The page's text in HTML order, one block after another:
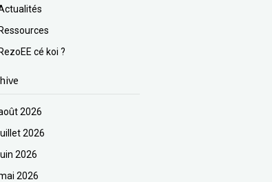
Ressources
RezoEE cé koi ?
2026
2026
2026
2026